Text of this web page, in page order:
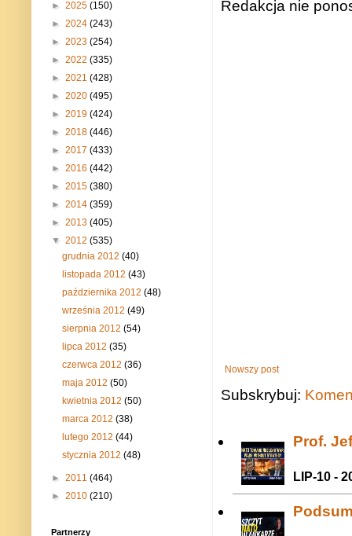
Redakcja nie
Nowszy post
Subskrybuj:
Prof.
LIP-10 -
► 2025 (150)
► 2024 (243)
► 2023 (254)
► 2022 (335)
► 2021 (428)
► 2020 (495)
► 2019 (424)
► 2018 (446)
► 2017 (433)
► 2016 (442)
► 2015 (380)
► 2014 (359)
► 2013 (405)
▼ 2012 (535)
grudnia 2012(40)
listopada 2012(43)
października 2012(48)
września 2012(49)
sierpnia 2012(54)
lipca 2012(35)
czerwca 2012(36)
maja 2012(50)
kwietnia 2012(50)
marca 2012(38)
lutego 2012(44)
stycznia 2012(48)
► 2011 (464)
► 2010 (210)
Partnerzy